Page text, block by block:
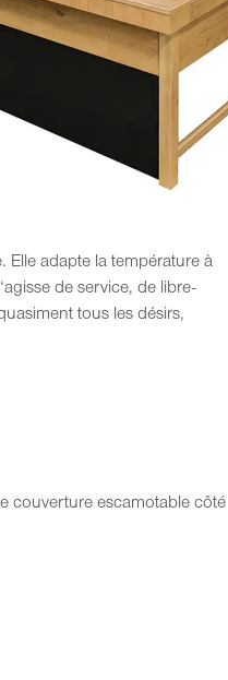
Elle adapte la température à
de service, de libre-
tous les désirs,
couverture escamotable côté